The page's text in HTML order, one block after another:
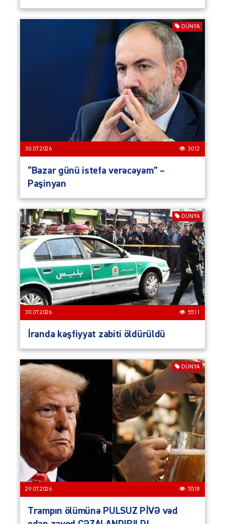
DÜNYA
30.07.2026 3012
“Bazar günü istefa verəcəyəm” –
Paşinyan
DÜNYA
30.07.2026 5511
İranda kəşfiyyat zabiti öldürüldü
DÜNYA
29.07.2026 5518
Trampın ölümünə PULSUZ PİVƏ vəd